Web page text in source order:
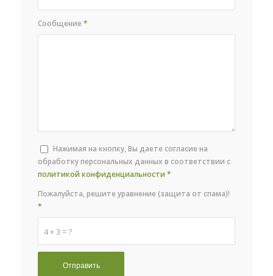
Сообщение*
Нажимая на кнопку, Вы даете согласие на
обработку персональных данных в соответствии с
политикой конфиденциальности *
4 + 3 = ?
Пожалуйста, решите уравнение (защита от спама)!
*